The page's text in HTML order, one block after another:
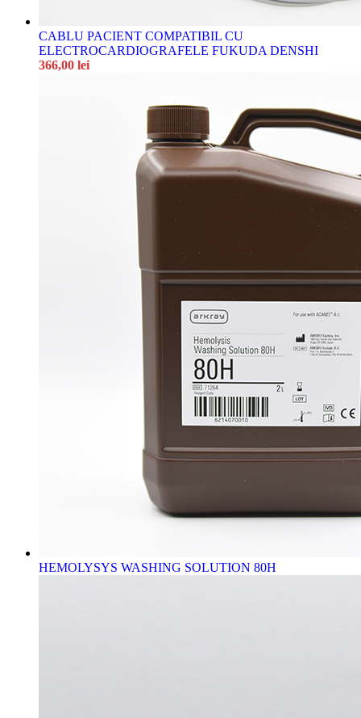
CABLU PACIENT COMPATIBIL CU
ELECTROCARDIOGRAFELE FUKUDA DENSHI
366,00 lei
HEMOLYSYS WASHING SOLUTION 80H